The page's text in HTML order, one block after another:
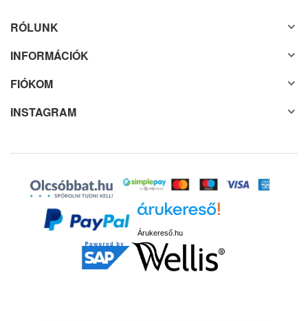
RÓLUNK
INFORMÁCIÓK
FIÓKOM
INSTAGRAM
Árukereső.hu